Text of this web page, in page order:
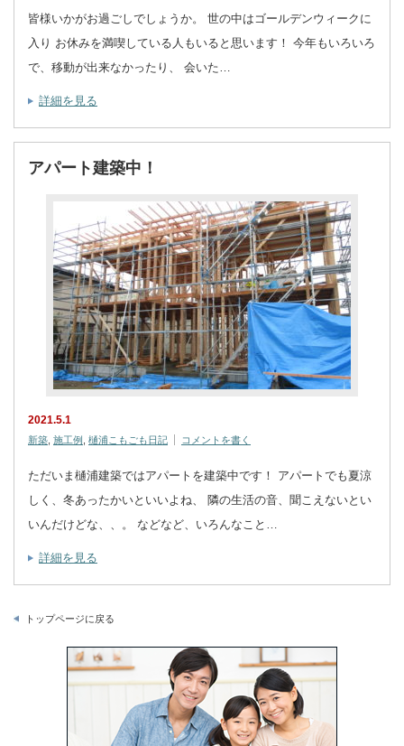
皆様いかがお過ごしでしょうか。 世の中はゴールデンウィークに
入り お休みを満喫している人もいると思います！ 今年もいろいろ
で、移動が出来なかったり、 会いた…
詳細を見る
アパート建築中！
2021.5.1
新築 施工例 樋浦こもごも日記 コメントを書く
ただいま樋浦建築ではアパートを建築中です！ アパートでも夏涼
しく、冬あったかいといいよね、 隣の生活の音、聞こえないとい
いんだけどな、、。 などなど、いろんなこと…
詳細を見る
トップページに戻る